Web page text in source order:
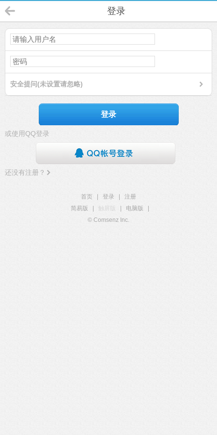
登录
安全提问(未设置请忽略)
登录
或使用QQ登录
还没有注册？
首页 登录
注册
简易版
触屏版 电脑版
© Comsenz Inc.